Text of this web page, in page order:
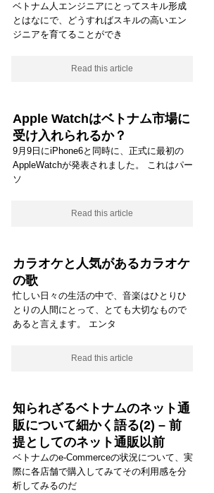
ベトナム人エンジニアにとってスキル形成
とはなにで、どうすればスキルの高いエン
ジニアを育てることができ
Read this article
Apple Watchはベトナム市場に
受け入れられるか？
9月9日にiPhone6と同時に、正式に最初の
AppleWatchが発表されました。 これはパー
ソ
Read this article
カラオケと人気があるカラオケ
の歌
忙しい日々の生活の中で、音楽はひとりひ
とりの人間にとって、とても大切なもので
あると言えます。 エンタ
Read this article
知られざるベトナムのネット通
販について細かく語る(2) – 前
提としてのネット通販以前
ベトナムのe-Commerceの状況について、実
際に各店舗で購入してみてその利用感を分
析してみるのだ